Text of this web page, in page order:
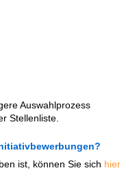
Auswahlprozess
Stellenliste.
ist, können Sie sich hier